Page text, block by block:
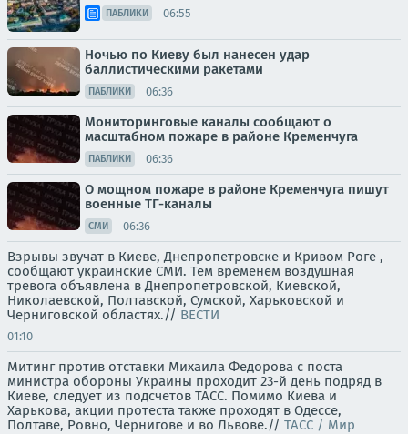
ПАБЛИКИ 06:55
Ночью по Киеву был нанесен удар
баллистическими ракетами
ПАБЛИКИ 06:36
Мониторинговые каналы сообщают о
масштабном пожаре в районе Кременчуга
ПАБЛИКИ 06:36
О мощном пожаре в районе Кременчуга пишут
военные ТГ-каналы
СМИ 06:36
Взрывы звучат в Киеве, Днепропетровске и Кривом Роге ,
сообщают украинские СМИ. Тем временем воздушная
тревога объявлена в Днепропетровской, Киевской,
Николаевской, Полтавской, Сумской, Харьковской и
Черниговской областях.// ВЕСТИ
01:10
Митинг против отставки Михаила Федорова с поста
министра обороны Украины проходит 23-й день подряд в
Киеве, следует из подсчетов ТАСС. Помимо Киева и
Харькова, акции протеста также проходят в Одессе,
Полтаве, Ровно, Чернигове и во Львове.// ТАСС / Мир